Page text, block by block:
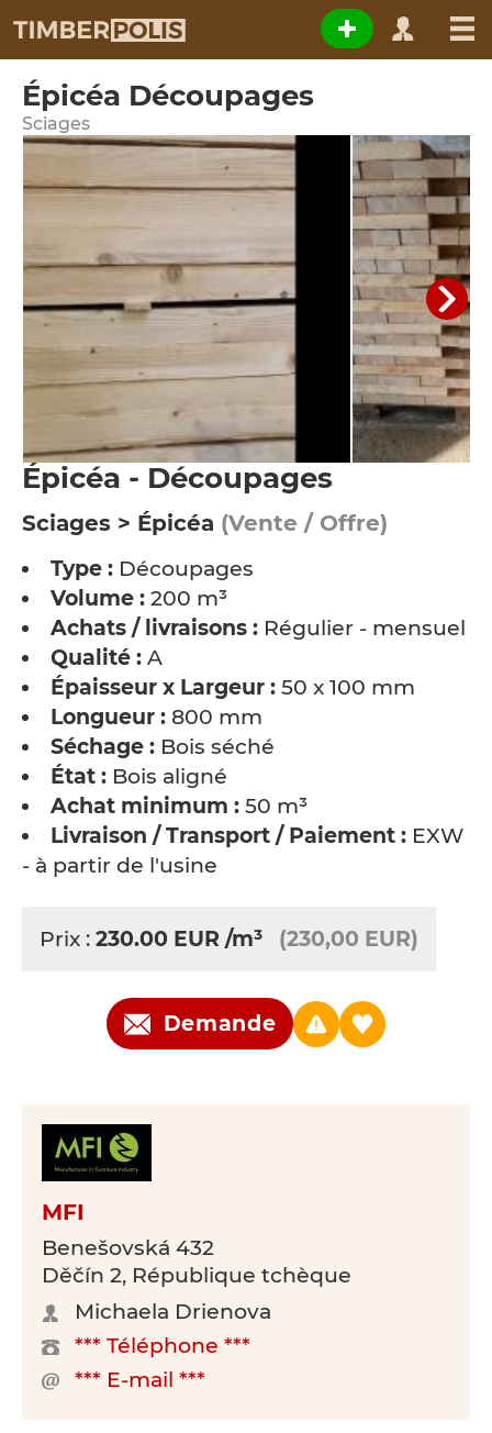
Épicéa Découpages
Sciages
Épicéa - Découpages
Sciages > Épicéa (Vente / Offre)
Type : Découpages
Volume : 200 m³
Achats / livraisons : Régulier - mensuel
Qualité : A
Épaisseur x Largeur : 50 x 100 mm
Longueur : 800 mm
Séchage : Bois séché
État : Bois aligné
Achat minimum : 50 m³
Livraison / Transport / Paiement : EXW
- à partir de l'usine
Prix : 230.00 EUR /m³ (230,00 EUR)
Demande
MFI
Benešovská 432
Děčín 2, République tchèque
Michaela Drienova
*** Téléphone ***
*** E-mail ***